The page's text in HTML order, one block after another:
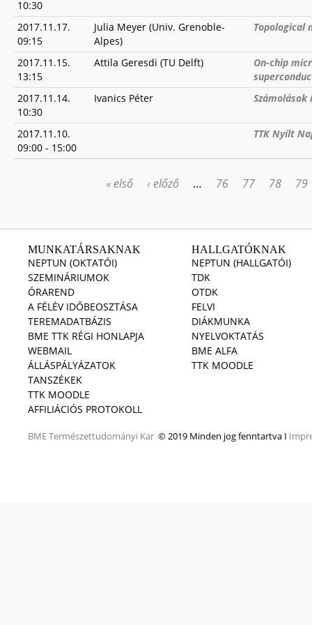
10:30
2017.11.17.
09:15
Julia Meyer (Univ. Grenoble-
Alpes)
Topological
2017.11.15.
13:15
Attila Geresdi (TU Delft)
On-chip
2017.11.14.
10:30
Ivanics Péter
2017.11.10.
09:00 - 15:00
TTK Nyílt
« első ‹ előző … 76 77 78 79
MUNKATÁRSAKNAK
NEPTUN (OKTATÓI)
SZEMINÁRIUMOK
ÓRAREND
A FÉLÉV IDŐBEOSZTÁSA
TEREMADATBÁZIS
BME TTK RÉGI HONLAPJA
WEBMAIL
ÁLLÁSPÁLYÁZATOK
TANSZÉKEK
TTK MOODLE
AFFILIÁCIÓS PROTOKOLL
BMETermészettudományi Kar © 2019 Minden jog fenntartva I
HALLGATÓKNAK
NEPTUN (HALLGATÓI)
TDK
OTDK
FELVI
DIÁKMUNKA
NYELVOKTATÁS
BME ALFA
TTK MOODLE